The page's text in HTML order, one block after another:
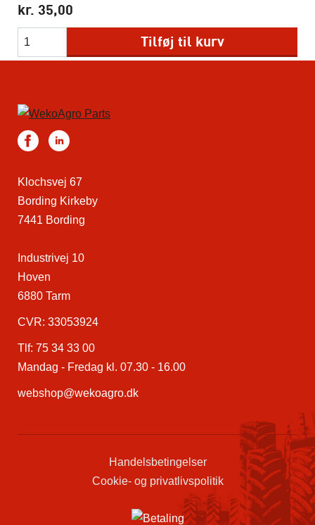
kr. 35,00
Tilføj til kurv
Klochsvej 67
Bording Kirkeby
7441 Bording
Industrivej 10
Hoven
6880 Tarm
CVR: 33053924
Tlf: 75 34 33 00
Mandag - Fredag kl. 07.30 - 16.00
webshop@wekoagro.dk
Handelsbetingelser
Cookie- og privatlivspolitik